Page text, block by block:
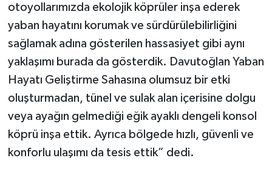
otoyollarımızda ekolojik köprüler inşa ederek
yaban hayatını korumak ve sürdürülebilirliğini
sağlamak adına gösterilen hassasiyet gibi aynı
yaklaşımı burada da gösterdik. Davutoğlan Yaban
Hayatı Geliştirme Sahasına olumsuz bir etki
oluşturmadan, tünel ve sulak alan içerisine dolgu
veya ayağın gelmediği eğik ayaklı dengeli konsol
köprü inşa ettik. Ayrıca bölgede hızlı, güvenli ve
konforlu ulaşımı da tesis ettik” dedi.